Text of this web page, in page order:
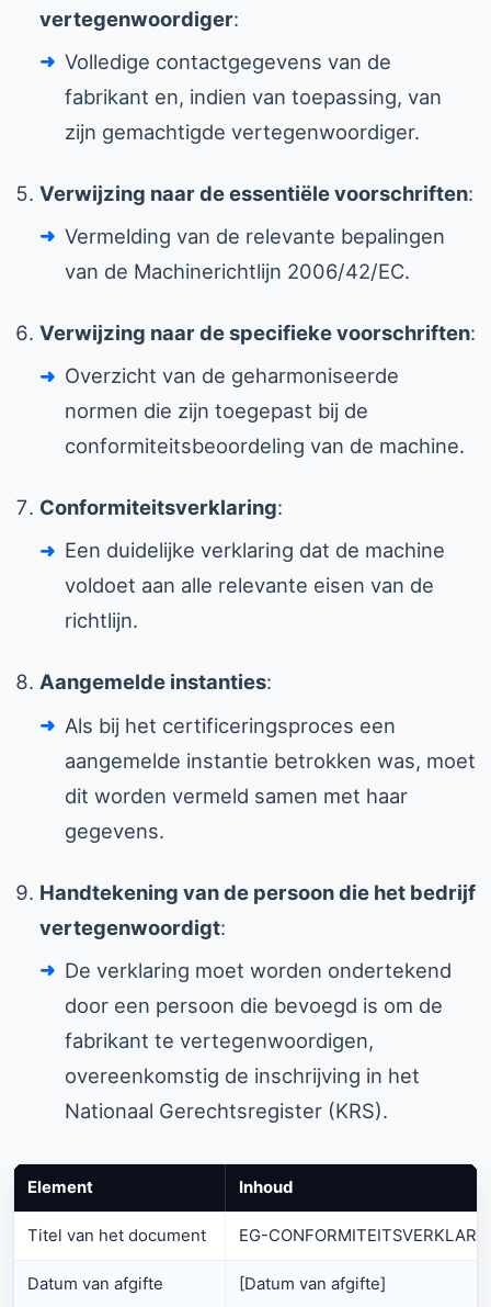
vertegenwoordiger:
Volledige contactgegevens van de
fabrikant en, indien van toepassing, van
zijn gemachtigde vertegenwoordiger.
Verwijzing naar de essentiële voorschriften:
Vermelding van de relevante bepalingen
van de Machinerichtlijn 2006/42/EC.
Verwijzing naar de specifieke voorschriften:
Overzicht van de geharmoniseerde
normen die zijn toegepast bij de
conformiteitsbeoordeling van de machine.
Conformiteitsverklaring:
Een duidelijke verklaring dat de machine
voldoet aan alle relevante eisen van de
richtlijn.
Aangemelde instanties:
Als bij het certificeringsproces een
aangemelde instantie betrokken was, moet
dit worden vermeld samen met haar
gegevens.
Handtekening van de persoon die het bedrijf
vertegenwoordigt:
De verklaring moet worden ondertekend
door een persoon die bevoegd is om de
fabrikant te vertegenwoordigen,
overeenkomstig de inschrijving in het
Nationaal Gerechtsregister (KRS).
Element Inhoud
Titel van het document EG-
Datum van afgifte [Datum van afgifte]